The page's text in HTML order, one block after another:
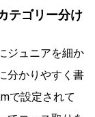
テゴリー分け
ジュニアを細か
分かりやすく書
で設定されて